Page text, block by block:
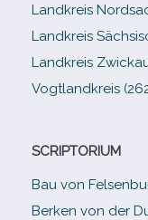
Landkreis
Landkreis
Landkreis
Vogtlandkreis
SCRIPTORIUM
Bau von
Berken von der